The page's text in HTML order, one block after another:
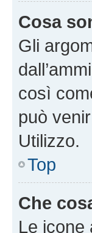
Cosa
Gli
così
può
Utilizzo.
Top
Che
Le icone